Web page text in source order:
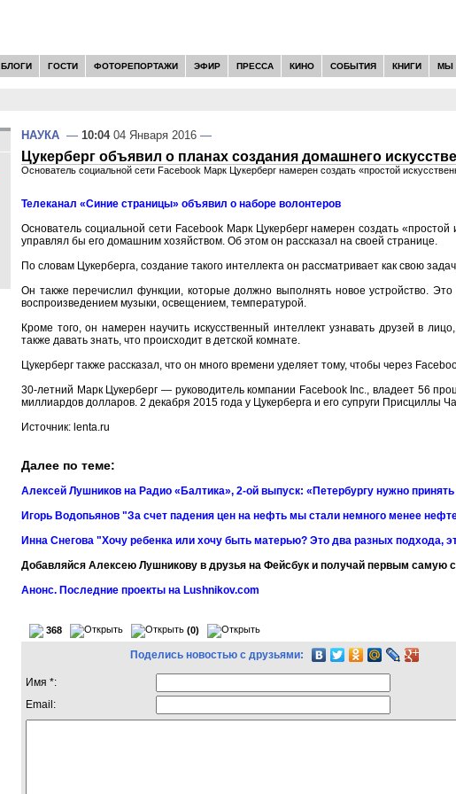
БЛОГИ ГОСТИ ФОТОРЕПОРТАЖИ ЭФИР ПРЕССА КИНО СОБЫТИЯ КНИГИ МЫ
НАУКА — 10:0404 Января 2016 —
Цукерберг объявил о планах создания домашнего
Основатель социальной сети Facebook Марк Цукерберг намерен создать «простой
Телеканал «Синие страницы» объявил о наборе волонтеров
Основатель социальной сети Facebook Марк Цукерберг намерен создать «простой
управлял бы его домашним хозяйством. Об этом он рассказал на своей странице.
По словам Цукерберга, создание такого интеллекта он рассматривает как свою
Он также перечислил функции, которые должно выполнять новое устройство. Это
воспроизведением музыки, освещением, температурой.
Кроме того, он намерен научить искусственный интеллект узнавать друзей в
также давать знать, что происходит в детской комнате.
Цукерберг также рассказал, что он много времени уделяет тому, чтобы через
30-летний Марк Цукерберг — руководитель компании Facebook Inc., владеет 56
миллиардов долларов. 2 декабря 2015 года у Цукерберга и его супруги Присциллы
Источник: lenta.ru
Далее по теме:
Алексей Лушников на Радио «Балтика», 2-ой выпуск: «Петербургу нужно
Игорь Водопьянов "За счет падения цен на нефть мы стали немного менее
Инна Снегова "Хочу ребенка или хочу быть матерью? Это два разных подхода,
Добавляйся Алексею Лушникову в друзья на Фейсбук и получай первым
Анонс. Последние проекты на Lushnikov.com
368 (0)
Поделись новостью с друзьями:
Имя *:
Email: